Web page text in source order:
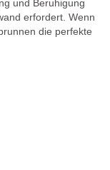
und Beruhigung
erfordert. Wenn
die perfekte